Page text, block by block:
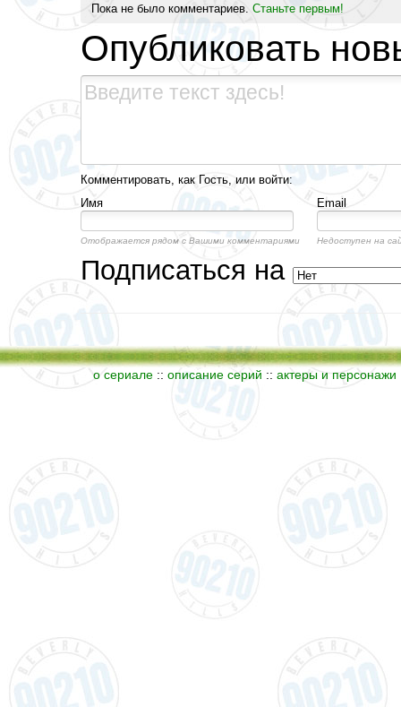
Пока не было комментариев. Станьте первым!
Опубликовать
Комментировать, как Гость, или войти:
Имя
Email
Отображается рядом с Вашими комментариями Недоступен на
Подписаться на
о сериале:: описание серий :: актеры и персонажи